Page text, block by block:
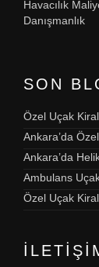
Havacılık
Danışmanlık
SON
Özel Uçak
Ankara’da
Ankara’da
Ambulans
Özel Uçak